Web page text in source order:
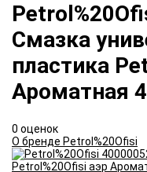
Смазка
пластика
Ароматная
0 оценок
О бренде Petrol%20Ofisi